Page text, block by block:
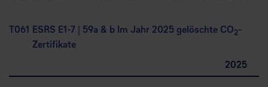
T061 ESRS E1-7 | 59a & b Im Jahr 2025 gelöschte CO2-
Zertifikate
2025